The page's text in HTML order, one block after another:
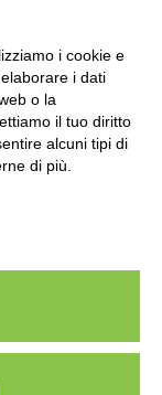
i cookie e
i dati
o la
il tuo diritto
alcuni tipi di
di più.